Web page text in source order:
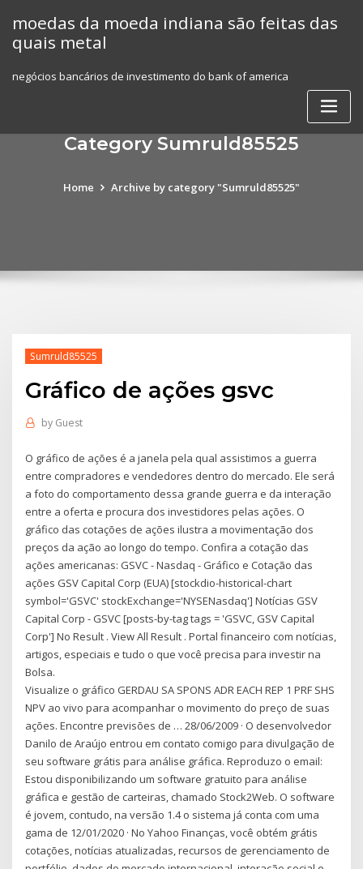
content
moedas da moeda indiana são feitas das
quais metal
negócios bancários de investimento do bank of america
Category Sumruld85525
Home Archive by category "Sumruld85525"
Sumruld85525
Gráfico de ações gsvc
by Guest
O gráfico de ações é a janela pela qual assistimos a guerra
entre compradores e vendedores dentro do mercado. Ele será
a foto do comportamento dessa grande guerra e da interação
entre a oferta e procura dos investidores pelas ações. O
gráfico das cotações de ações ilustra a movimentação dos
preços da ação ao longo do tempo. Confira a cotação das
ações americanas: GSVC - Nasdaq - Gráfico e Cotação das
ações GSV Capital Corp (EUA) [stockdio-historical-chart
symbol='GSVC' stockExchange='NYSENasdaq'] Notícias GSV
Capital Corp - GSVC [posts-by-tag tags = 'GSVC, GSV Capital
Corp'] No Result . View All Result . Portal financeiro com notícias,
artigos, especiais e tudo o que você precisa para investir na
Bolsa.
Visualize o gráfico GERDAU SA SPONS ADR EACH REP 1 PRF SHS
NPV ao vivo para acompanhar o movimento do preço de suas
ações. Encontre previsões de … 28/06/2009 · O desenvolvedor
Danilo de Araújo entrou em contato comigo para divulgação de
seu software grátis para análise gráfica. Reproduzo o email:
Estou disponibilizando um software gratuito para análise
gráfica e gestão de carteiras, chamado Stock2Web. O software
é jovem, contudo, na versão 1.4 o sistema já conta com uma
gama de 12/01/2020 · No Yahoo Finanças, você obtém grátis
cotações, notícias atualizadas, recursos de gerenciamento de